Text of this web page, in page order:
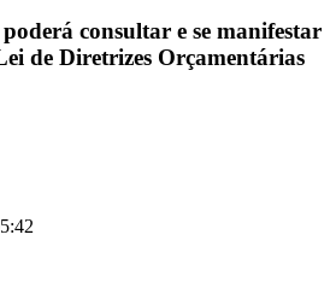
consultar e se manifestar
de Diretrizes Orçamentárias